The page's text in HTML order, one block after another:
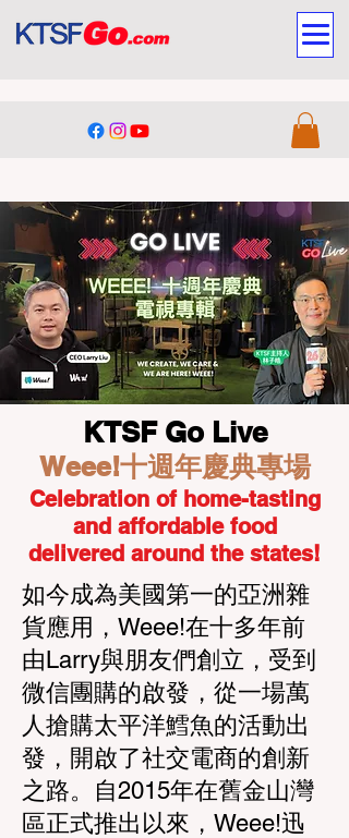
KTSF Go Live
Weee!十週年慶典專場
Celebration of home-tasting
and affordable food
delivered around the states!
如今成為美國第一的亞洲雜
貨應用，Weee!在十多年前
由Larry與朋友們創立，受到
微信團購的啟發，從一場萬
人搶購太平洋鱈魚的活動出
發，開啟了社交電商的創新
之路。自2015年在舊金山灣
區正式推出以來，Weee!迅